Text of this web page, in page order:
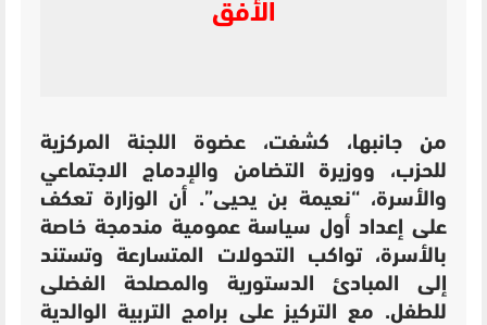
الأفق
من جانبها، كشفت، عضوة اللجنة المركزية
للحزب، ووزيرة التضامن والإدماج الاجتماعي
والأسرة، “نعيمة بن يحيى”. أن الوزارة تعكف
على إعداد أول سياسة عمومية مندمجة خاصة
بالأسرة، تواكب التحولات المتسارعة وتستند
إلى المبادئ الدستورية والمصلحة الفضلى
للطفل. مع التركيز على برامج التربية الوالدية